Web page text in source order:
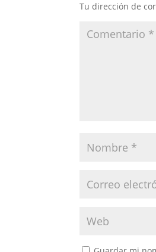
Tu dirección de